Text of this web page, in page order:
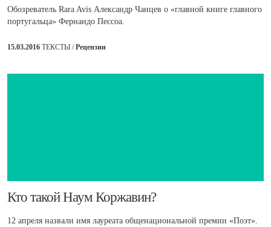
Обозреватель Rara Avis Александр Чанцев о «главной книге главного
португальца» Фернандо Пессоа.
15.03.2016 ТЕКСТЫ /Рецензии
​Кто такой Наум Коржавин?
12 апреля назвали имя лауреата общенациональной премии «Поэт».